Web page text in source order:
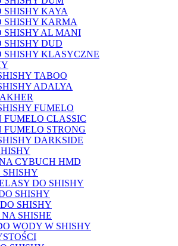
SHISHY KAYA
SHISHY KARMA
SHISHY AL MANI
SHISHY DUD
SHISHY KLASYCZNE
TABOO
ADALYA
FUMELO
FUMELO CLASSIC
FUMELO STRONG
DARKSIDE
CYBUCH HMD
DO SHISHY
SHISHY
SHISHY
SHISHE
WODY W SHISHY